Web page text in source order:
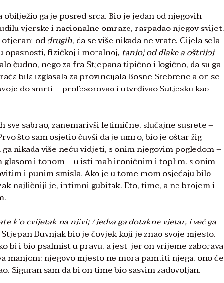
ga je posred srca. Bio je jedan od njegovih
vjerske i nacionalne omraze, raspadao njegov svijet.
oddrugih, da se više nikada ne vrate. Cijela sela
opasnosti, fizičkoj i moralnoj, tanjoj od dlake a oštrijoj
čudno, nego za fra Stjepana tipično i logično, da su ga
bila izglasala za provincijala Bosne Srebrene a on se
do smrti – profesorovao i utvrđivao Sutjesku kao
sve sabrao, zanemarivši letimične, slučajne susrete –
što sam osjetio čuvši da je umro, bio je oštar žig
nikada više neću vidjeti, s onim njegovim pogledom –
i tonom – u isti mah ironičnim i toplim, s onim
i punim smisla. Ako je u tome mom osjećaju bilo
najličniji je, intimni gubitak. Eto, time, a ne brojem i
k’o cvijetak na njivi; / jedva ga dotakne vjetar, i već ga
Duvnjak bio je čovjek koji je znao svoje mjesto.
bi i bio psalmist u pravu, a jest, jer on vrijeme zaborava
manjom: njegovo mjesto ne mora pamtiti njega, ono će
Siguran sam da bi on time bio sasvim zadovoljan.